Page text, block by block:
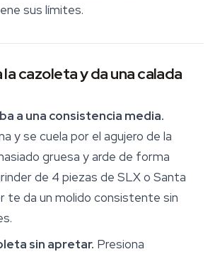
sus límites.
la cazoleta y da una calada
a una consistencia media.
y se cuela por el agujero de la
gruesa y arde de forma
de 4 piezas de SLX o Santa
te da un molido consistente sin
sin apretar. Presiona